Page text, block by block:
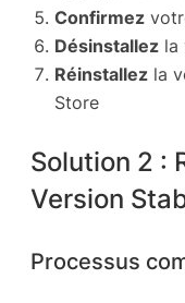
Confirmez
Désinstallez la
Réinstallez la
Store
Solution 2 :
Version
Processus